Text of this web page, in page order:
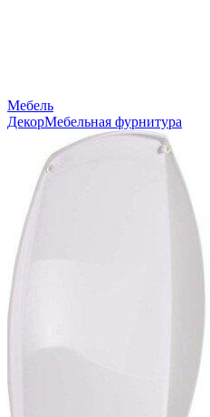
Мебель
ДекорМебельная фурнитура